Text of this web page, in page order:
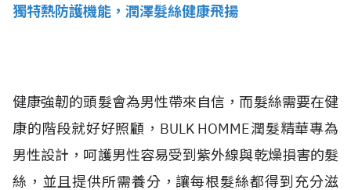
獨特熱防護機能，潤澤髮絲健康飛揚
健康強韌的頭髮會為男性帶來自信，而髮絲需要在健
康的階段就好好照顧，BULK HOMME潤髮精華專為
男性設計，呵護男性容易受到紫外線與乾燥損害的髮
絲，並且提供所需養分，讓每根髮絲都得到充分滋